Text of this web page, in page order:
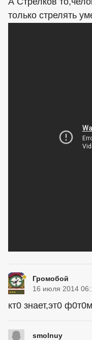
только стрелять
Громобой
16 июля 2014
кт0 знает,эт0
smolnuy